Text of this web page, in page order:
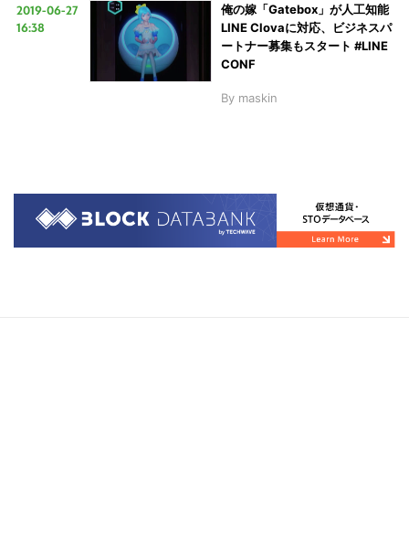
2019-06-27
16:38
俺の嫁「Gatebox」が人工知能
LINE Clovaに対応、ビジネスパ
ートナー募集もスタート #LINE
CONF
By maskin